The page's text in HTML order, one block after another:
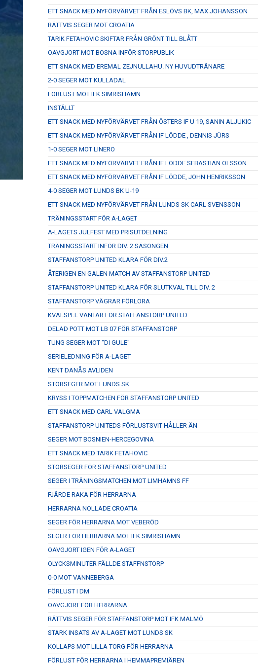
ETT SNACK MED NYFÖRVÄRVET FRÅN ESLÖVS BK, MAX JOHANSSON
RÄTTVIS SEGER MOT CROATIA
TARIK FETAHOVIC SKIFTAR FRÅN GRÖNT TILL BLÅTT
OAVGJORT MOT BOSNA INFÖR STORPUBLIK
ETT SNACK MED EREMAL ZEJNULLAHU. NY HUVUDTRÄNARE
2-0 SEGER MOT KULLADAL
FÖRLUST MOT IFK SIMRISHAMN
INSTÄLLT
ETT SNACK MED NYFÖRVÄRVET FRÅN ÖSTERS IF U 19, SANIN ALJUKIC
ETT SNACK MED NYFÖRVÄRVET FRÅN IF LÖDDE , DENNIS JÜRS
1-0 SEGER MOT LINERO
ETT SNACK MED NYFÖRVÄRVET FRÅN IF LÖDDE SEBASTIAN OLSSON
ETT SNACK MED NYFÖRVÄRVET FRÅN IF LÖDDE, JOHN HENRIKSSON
4-0 SEGER MOT LUNDS BK U-19
ETT SNACK MED NYFÖRVÄRVET FRÅN LUNDS SK CARL SVENSSON
TRÄNINGSSTART FÖR A-LAGET
A-LAGETS JULFEST MED PRISUTDELNING
TRÄNINGSSTART INFÖR DIV. 2 SÄSONGEN
STAFFANSTORP UNITED KLARA FÖR DIV.2
ÅTERIGEN EN GALEN MATCH AV STAFFANSTORP UNITED
STAFFANSTORP UNITED KLARA FÖR SLUTKVAL TILL DIV. 2
STAFFANSTORP VÄGRAR FÖRLORA
KVALSPEL VÄNTAR FÖR STAFFANSTORP UNITED
DELAD POTT MOT LB 07 FÖR STAFFANSTORP
TUNG SEGER MOT "DI GULE"
SERIELEDNING FÖR A-LAGET
KENT DANÅS AVLIDEN
STORSEGER MOT LUNDS SK
KRYSS I TOPPMATCHEN FÖR STAFFANSTORP UNITED
ETT SNACK MED CARL VALGMA
STAFFANSTORP UNITEDS FÖRLUSTSVIT HÅLLER ÄN
SEGER MOT BOSNIEN-HERCEGOVINA
ETT SNACK MED TARIK FETAHOVIC
STORSEGER FÖR STAFFANSTORP UNITED
SEGER I TRÄNINGSMATCHEN MOT LIMHAMNS FF
FJÄRDE RAKA FÖR HERRARNA
HERRARNA NOLLADE CROATIA
SEGER FÖR HERRARNA MOT VEBERÖD
SEGER FÖR HERRARNA MOT IFK SIMRISHAMN
OAVGJORT IGEN FÖR A-LAGET
OLYCKSMINUTER FÄLLDE STAFFNSTORP
0-0 MOT VANNEBERGA
FÖRLUST I DM
OAVGJORT FÖR HERRARNA
RÄTTVIS SEGER FÖR STAFFANSTORP MOT IFK MALMÖ
STARK INSATS AV A-LAGET MOT LUNDS SK
KOLLAPS MOT LILLA TORG FÖR HERRARNA
FÖRLUST FÖR HERRARNA I HEMMAPREMIÄREN